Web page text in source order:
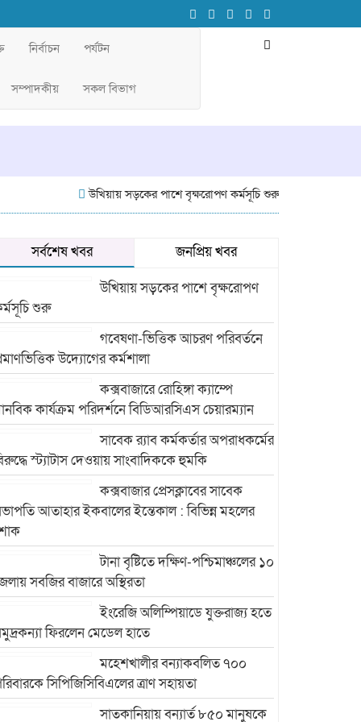
নির্বাচন পর্যটন
সম্পাদকীয় সকল বিভাগ
উখিয়ায় সড়কের পাশে বৃক্ষরোপণ কর্মসূচি শুরু গবেষণা-ভিত্তিক
সর্বশেষ খবর
জনপ্রিয় খবর
উখিয়ায় সড়কের পাশে বৃক্ষরোপণ
শুরু
গবেষণা-ভিত্তিক আচরণ পরিবর্তনে
উদ্যোগের কর্মশালা
কক্সবাজারে রোহিঙ্গা ক্যাম্পে
কার্যক্রম পরিদর্শনে বিডিআরসিএস চেয়ারম্যান
সাবেক র‍্যাব কর্মকর্তার অপরাধকর্মের
স্ট্যাটাস দেওয়ায় সাংবাদিককে হুমকি
কক্সবাজার প্রেসক্লাবের সাবেক
আতাহার ইকবালের ইন্তেকাল : বিভিন্ন মহলের
টানা বৃষ্টিতে দক্ষিণ-পশ্চিমাঞ্চলের ১০
সবজির বাজারে অস্থিরতা
ইংরেজি অলিম্পিয়াডে যুক্তরাজ্য হতে
ফিরলেন মেডেল হাতে
মহেশখালীর বন্যাকবলিত ৭০০
সিপিজিসিবিএলের ত্রাণ সহায়তা
সাতকানিয়ায় বন্যার্ত ৮৫০ মানুষকে